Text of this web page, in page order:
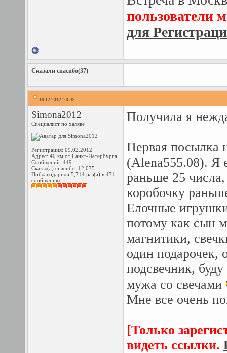
пользователи
для
Сказали спасибо(37)
16.12.2012, 20:49
Simona2012
Специалист по халяве
Регистрация: 09.02.2012
Адрес: 40 км от Санкт-Петербурга
Сообщений: 449
Сказал(а) спасибо: 12,075
Поблагодарили 5,714 раз(а) в 471
сообщениях
Получила я
Первая посылка
(Alena555.08). Я
раньше 25
коробочку
Елочные
потому как сын
магнитики,
один подарочек,
подсвечник,
мужа со свечами
Мне все очень
[Только
видеть ссылки.